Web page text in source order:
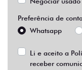
Preferência de
Whatsapp
Li e aceito a
receber